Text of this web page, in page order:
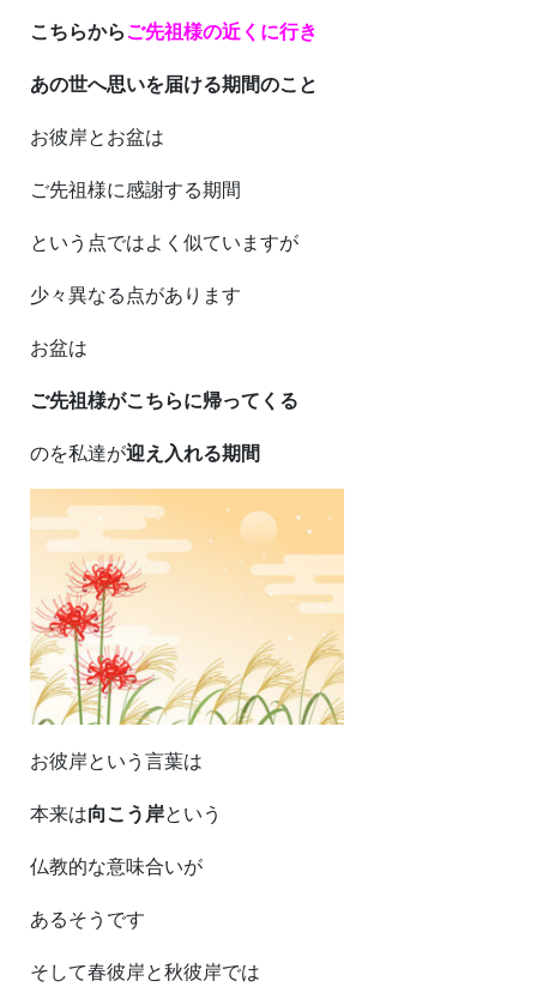
こちらからご先祖様の近くに行き
あの世へ思いを届ける期間のこと
お彼岸とお盆は
ご先祖様に感謝する期間
という点ではよく似ていますが
少々異なる点があります
お盆は
ご先祖様がこちらに帰ってくる
のを私達が迎え入れる期間
お彼岸という言葉は
本来は向こう岸という
仏教的な意味合いが
あるそうです
そして春彼岸と秋彼岸では